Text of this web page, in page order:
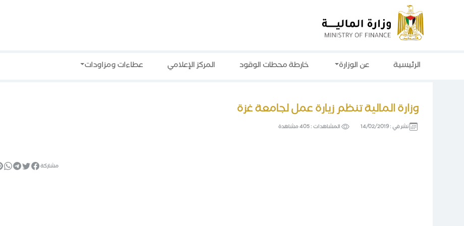
الرئيسية عن الوزارة خارطة محطات الوقود المركز الإعلامي عطاءات ومزاودات
وزارة المالية تنظم زيارة عمل لجامعة غزة
نشر في :14/02/2019 المشاهدات :405 مشاهدة
مشاركة